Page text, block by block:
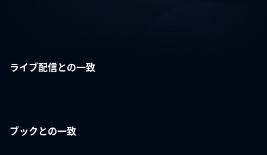
ライブ配信との一致
ブックとの一致